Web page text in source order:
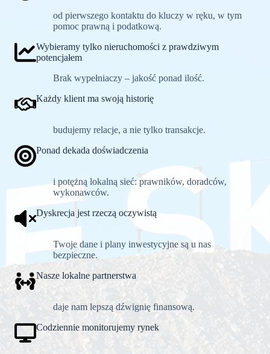
od pierwszego kontaktu do kluczy w ręku, w tym
pomoc prawną i podatkową.
Wybieramy tylko nieruchomości z prawdziwym
potencjałem
Brak wypełniaczy – jakość ponad ilość.
Każdy klient ma swoją historię
budujemy relacje, a nie tylko transakcje.
Ponad dekada doświadczenia
i potężną lokalną sieć: prawników, doradców,
wykonawców.
Dyskrecja jest rzeczą oczywistą
Twoje dane i plany inwestycyjne są u nas
bezpieczne.
Nasze lokalne partnerstwa
daje nam lepszą dźwignię finansową.
Codziennie monitorujemy rynek